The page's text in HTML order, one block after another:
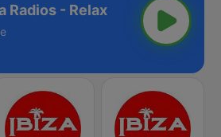
Radios - Relax